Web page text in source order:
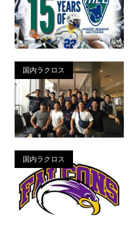
国内ラクロス
国内ラクロス